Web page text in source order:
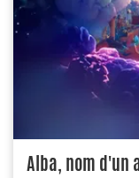
Alba, nom d'un